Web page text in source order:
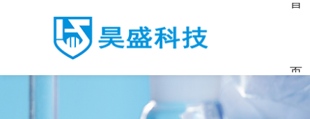
首
页